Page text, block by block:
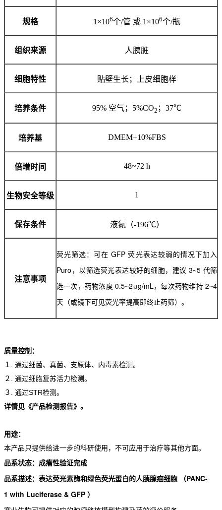
规格 1×106个/管 或 1×106个/瓶
组织来源 人胰脏
细胞特性 贴壁生长；上皮细胞样
培养条件 95% 空气；5%CO2 ；37℃
培养基 DMEM+10%FBS
倍增时间 48~72 h
生物安全等级 1
保存条件 液氮（-196℃）
注意事项
荧光筛选：可在 GFP 荧光表达较弱的情况下加入
Puro，以筛选荧光表达较好的细胞，建议 3~5 代筛
选一次，药物浓度 0.5~2μg/mL，每次药物维持 2~4
天（或镜下可见荧光率提高即终止药筛）。
质量控制：
１. 通过细菌、真菌、支原体、内毒素检测。
２. 通过细胞复苏活力检测。
３. 通过STR检测。
详情见《产品检测报告》。
用途：
本产品只提供给进一步的科研使用，不可应用于治疗等其他方面。
品系状态：成瘤性验证完成
品系描述： 表达荧光素酶和绿色荧光蛋白的人胰腺癌细胞
（PANC-
1 with Luciferase & GFP ）